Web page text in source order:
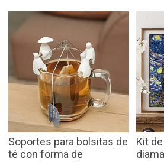
Soportes para bolsitas de
té con forma de
Kit